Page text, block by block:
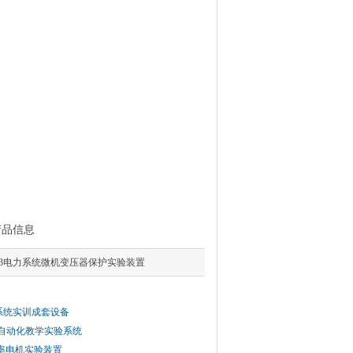
品信息
电力系统微机变压器保护实验装置
统实训成套设备
动化教学实验系统
电机实验装置